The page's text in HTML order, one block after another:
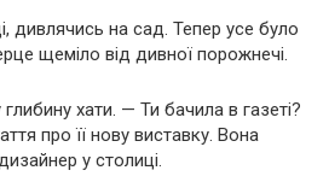
дивлячись на сад. Тепер усе було
щеміло від дивної порожнечі.
хати. — Ти бачила в газеті?
про її нову виставку. Вона
у столиці.